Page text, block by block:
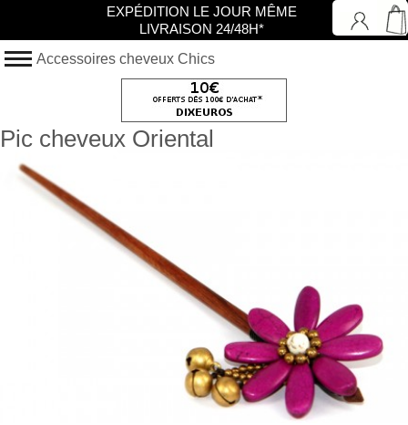
Accessoires cheveux Chics
Pic cheveux Oriental
EXPÉDITION LE JOUR MÊME
LIVRAISON 24/48H*